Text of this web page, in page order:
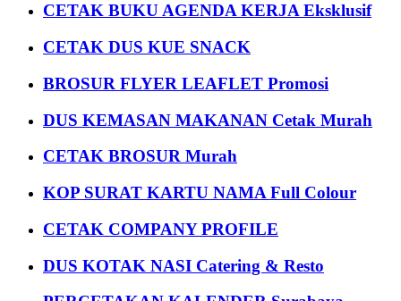
CETAK BUKU AGENDA KERJA Eksklusif
CETAK DUS KUE SNACK
BROSUR FLYER LEAFLET Promosi
DUS KEMASAN MAKANAN Cetak Murah
CETAK BROSUR Murah
KOP SURAT KARTU NAMA Full Colour
CETAK COMPANY PROFILE
DUS KOTAK NASI Catering & Resto